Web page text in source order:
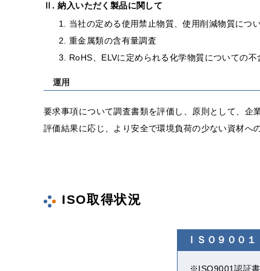
Ⅱ. 納入いただく製品に関して
当社の定める使用禁止物質、使用削減物質につ
重金属類の含有量調査
RoHS、ELVに定められる化学物質についての不
運用
要求事項について調査書類を評価し、原則として、企
評価結果に応じ、より安全で環境負荷の少ない資材へ
ISO取得状況
ＩＳＯ９００１
※ISO9001認証